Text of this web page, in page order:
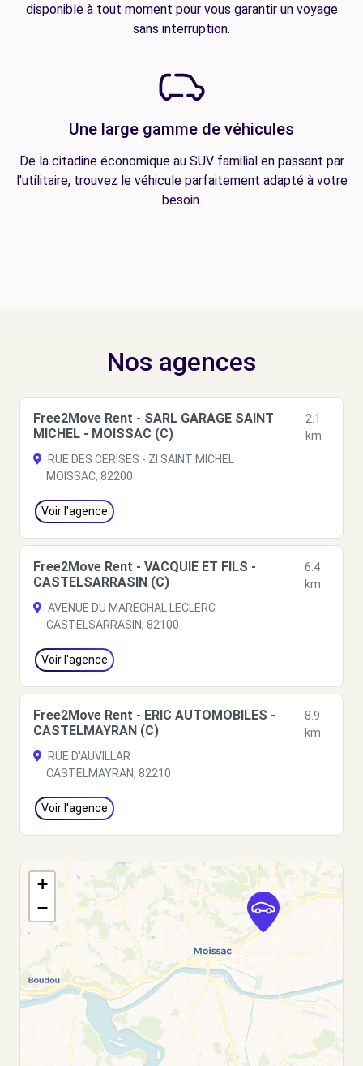
disponible à tout moment pour vous garantir un voyage
sans interruption.
Une large gamme de véhicules
De la citadine économique au SUV familial en passant par
l'utilitaire, trouvez le véhicule parfaitement adapté à votre
besoin.
Nos agences
Free2Move Rent - SARL GARAGE SAINT
MICHEL - MOISSAC (C)
2.1
km
RUE DES CERISES - ZI SAINT MICHEL
MOISSAC, 82200
Voir l'agence
Free2Move Rent - VACQUIE ET FILS -
CASTELSARRASIN (C)
6.4
km
AVENUE DU MARECHAL LECLERC
CASTELSARRASIN, 82100
Voir l'agence
Free2Move Rent - ERIC AUTOMOBILES -
CASTELMAYRAN (C)
8.9
km
RUE D'AUVILLAR
CASTELMAYRAN, 82210
Voir l'agence
+
−